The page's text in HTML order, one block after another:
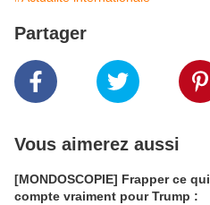
Partager
Vous aimerez aussi
[MONDOSCOPIE] Frapper ce qui
compte vraiment pour Trump :